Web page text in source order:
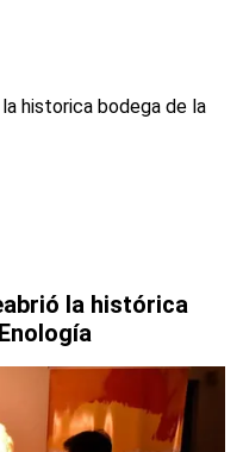
la histórica